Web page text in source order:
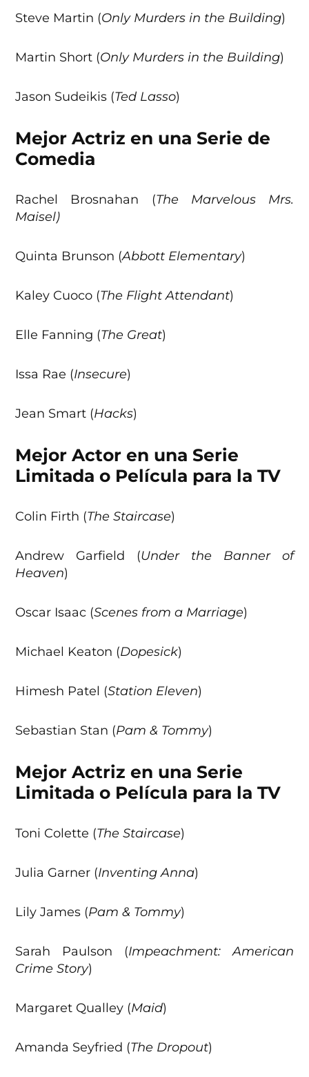
Steve Martin (Only Murders in the Building)
Martin Short (Only Murders in the Building)
Jason Sudeikis (Ted Lasso)
Mejor Actriz en una Serie de
Comedia
Rachel Brosnahan (The Marvelous Mrs.
Maisel)
Quinta Brunson (Abbott Elementary)
Kaley Cuoco (The Flight Attendant)
Elle Fanning (The Great)
Issa Rae (Insecure)
Jean Smart (Hacks)
Mejor Actor en una Serie
Limitada o Película para la TV
Colin Firth (The Staircase)
Andrew Garfield (Under the Banner of
Heaven)
Oscar Isaac (Scenes from a Marriage)
Michael Keaton (Dopesick)
Himesh Patel (Station Eleven)
Sebastian Stan (Pam & Tommy)
Mejor Actriz en una Serie
Limitada o Película para la TV
Toni Colette (The Staircase)
Julia Garner (Inventing Anna)
Lily James (Pam & Tommy)
Sarah Paulson (Impeachment: American
Crime Story)
Margaret Qualley (Maid)
Amanda Seyfried (The Dropout)